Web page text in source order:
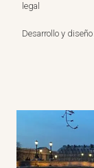
legal
Desarrollo y diseño